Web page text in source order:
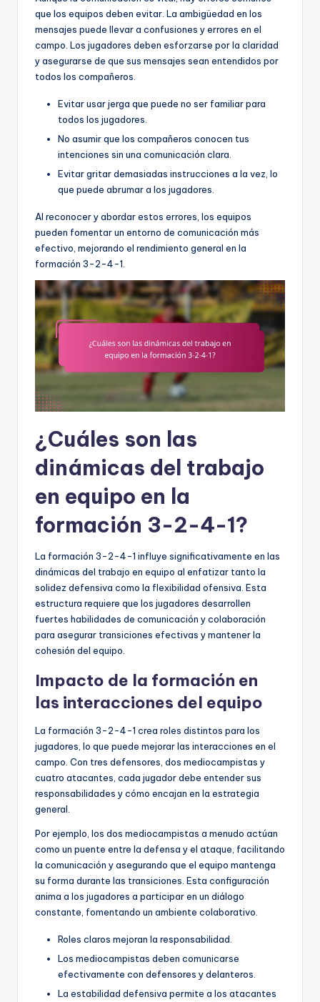
que los equipos deben evitar. La ambigüedad en los
mensajes puede llevar a confusiones y errores en el
campo. Los jugadores deben esforzarse por la claridad
y asegurarse de que sus mensajes sean entendidos por
todos los compañeros.
Evitar usar jerga que puede no ser familiar para
todos los jugadores.
No asumir que los compañeros conocen tus
intenciones sin una comunicación clara.
Evitar gritar demasiadas instrucciones a la vez, lo
que puede abrumar a los jugadores.
Al reconocer y abordar estos errores, los equipos
pueden fomentar un entorno de comunicación más
efectivo, mejorando el rendimiento general en la
formación 3-2-4-1.
¿Cuáles son las
dinámicas del trabajo
en equipo en la
formación 3-2-4-1?
La formación 3-2-4-1 influye significativamente en las
dinámicas del trabajo en equipo al enfatizar tanto la
solidez defensiva como la flexibilidad ofensiva. Esta
estructura requiere que los jugadores desarrollen
fuertes habilidades de comunicación y colaboración
para asegurar transiciones efectivas y mantener la
cohesión del equipo.
Impacto de la formación en
las interacciones del equipo
La formación 3-2-4-1 crea roles distintos para los
jugadores, lo que puede mejorar las interacciones en el
campo. Con tres defensores, dos mediocampistas y
cuatro atacantes, cada jugador debe entender sus
responsabilidades y cómo encajan en la estrategia
general.
Por ejemplo, los dos mediocampistas a menudo actúan
como un puente entre la defensa y el ataque, facilitando
la comunicación y asegurando que el equipo mantenga
su forma durante las transiciones. Esta configuración
anima a los jugadores a participar en un diálogo
constante, fomentando un ambiente colaborativo.
Roles claros mejoran la responsabilidad.
Los mediocampistas deben comunicarse
efectivamente con defensores y delanteros.
La estabilidad defensiva permite a los atacantes